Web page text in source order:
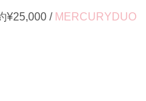
¥25,000 / MERCURYDUO